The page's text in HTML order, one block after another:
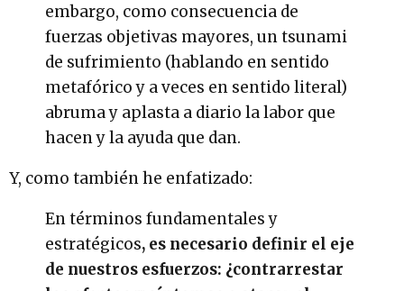
embargo, como consecuencia de
fuerzas objetivas mayores, un tsunami
de sufrimiento (hablando en sentido
metafórico y a veces en sentido literal)
abruma y aplasta a diario la labor que
hacen y la ayuda que dan.
Y, como también he enfatizado:
En términos fundamentales y
estratégicos, es necesario definir el eje
de nuestros esfuerzos: ¿contrarrestar